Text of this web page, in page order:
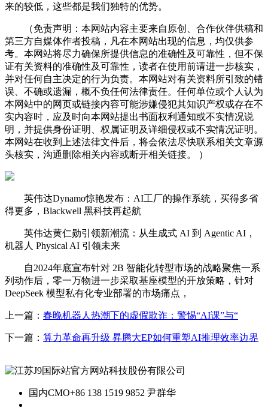
来的较低，这些都是我们独特的优势。
（免责声明：本网站内容主要来自原创、合作伙伴供稿和
第三方自媒体作者投稿，凡在本网站出现的信息，均仅供参
考。本网站将尽力确保所提供信息的准确性及可靠性，但不保
证有关资料的准确性及可靠性，读者在使用前请进一步核实，
并对任何自主决定的行为负责。本网站对有关资料所引致的错
误、不确或遗漏，概不负任何法律责任。任何单位或个人认为
本网站中的网页或链接内容可能涉嫌侵犯其知识产权或存在不
实内容时，应及时向本网站提出书面权利通知或不实情况说
明，并提供身份证明、权属证明及详细侵权或不实情况证明。
本网站在收到上述法律文件后，将会依法尽快联系相关文章源
头核实，沟通删除相关内容或断开相关链接。 ）
英伟达Dynamo惊艳发布：AI工厂的操作系统，买得多省
得更多，Blackwell 黑科技再起航
英伟达黄仁勋引领新潮流：从生成式 AI 到 Agentic AI，
机器人 Physical AI 引领未来
自2024年底宣布针对 2B 智能化转型市场的战略聚焦一系
列动作后，零一万物进一步采取基座模型的开放策略，针对
DeepSeek 模型私有化专业部署的市场痛点，
上一篇： 春晚机器人热潮下的虚假欺诈：警惕“AI课”与“
下一篇： 算力革命再升级 昇腾大EP如何重塑AI推理效率边界
国内CMO+86 138 1519 9852 尹群华